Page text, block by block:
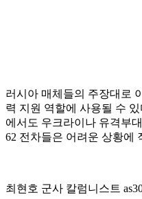
러시아 매체들의 주장대로
력 지원 역할에 사용될 수
에서도 우크라이나 유격부
62 전차들은 어려운 상황에
최현호 군사 칼럼니스트